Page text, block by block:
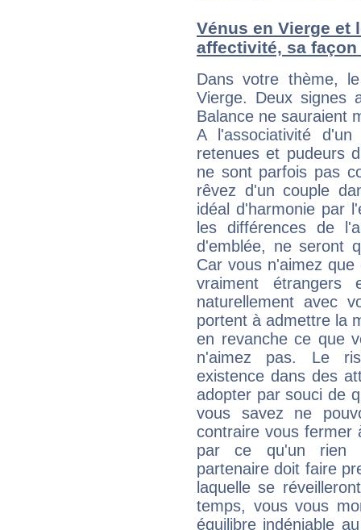
Vénus en Vierge et
affectivité, sa
Dans votre thème,
Vierge. Deux signes
Balance ne sauraient
A l'associativité
retenues et pudeurs
ne sont parfois pas
rêvez d'un couple
idéal d'harmonie par
les différences de
d'emblée, ne seront
Car vous n'aimez
vraiment étrangers
naturellement avec
portent à admettre la
en revanche ce que
n'aimez pas. Le
existence dans des
adopter par souci de
vous savez ne
contraire vous fermer
par ce qu'un rien
partenaire doit faire
laquelle se
temps, vous vous
équilibre indéniable